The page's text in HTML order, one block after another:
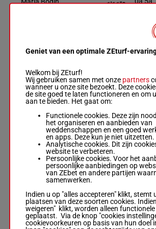
1'11"9
DEPENDABLE
Mats E Djuse-
Mattias Djuse
R/7 - 1640m-
€ 68.781
0a 2a Da 6a 1a
R/7 1640m1'10"9
€ 68.781
0a 2a
6a 1a
DELL'EST
Oskar Kylin
Gennaro
H/4 - 1640m -
1'10"2-
€ 52.355
Da Da 3a 1a
(24) 2a
€ 52.355 (24)
Geniet van een optimale ZEturf-
Welkom bij ZEturf!
Wij gebruiken samen met onze partners
wanneer u onze site bezoekt. Deze
de site goed te laten functioneren en om
aan te bieden. Het gaat om:
Functionele cookies. Deze zijn
het organiseren en aanbieden van
weddenschappen en een goed
en apps. Deze kun je niet uitzetten.
Analytische cookies. Dit zijn
website te verbeteren.
Persoonlijke cookies. Voor het
persoonlijke aanbiedingen op
van ZEbet en andere partijen
samenwerken.
Indien u op "alles accepteren" klikt, stemt
plaatsen van deze soorten cookies.
weigeren" klikt, worden alleen
geplaatst. Via de knop "cookies
cookievoorkeuren op basis van hun doel